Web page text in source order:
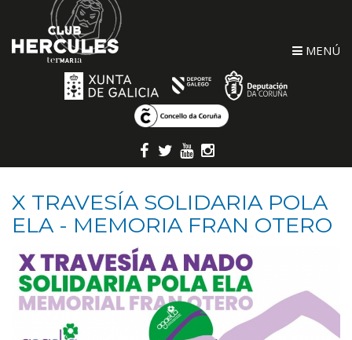
MENÚ
X TRAVESÍA SOLIDARIA POLA
ELA - MEMORIA FRAN OTERO